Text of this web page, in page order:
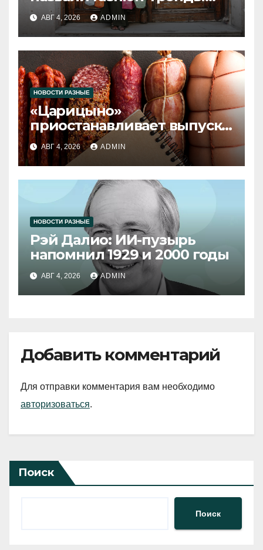
2026 года
АВГ 4, 2026 ADMIN
НОВОСТИ РАЗНЫЕ
«Царицыно»
приостанавливает выпуск
продукции
АВГ 4, 2026 ADMIN
НОВОСТИ РАЗНЫЕ
Рэй Далио: ИИ-пузырь
напомнил 1929 и 2000 годы
АВГ 4, 2026 ADMIN
Добавить комментарий
Для отправки комментария вам необходимо
авторизоваться.
Поиск
Поиск